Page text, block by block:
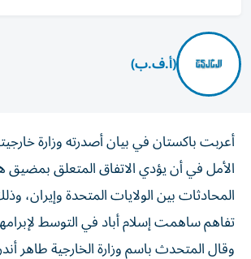
(أ.ف.ب)
أعربت باكستان في بيان أصدرته وزارة
الأمل في أن يؤدي الاتفاق المتعلق بمضيق
المحادثات بين الولايات المتحدة وإيران،
تفاهم ساهمت إسلام أباد في التوسط
وقال المتحدث باسم وزارة الخارجية طاهر